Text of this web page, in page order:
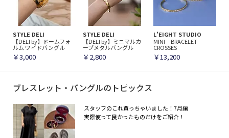
STYLE DELI
【DELI by】ドームフォ
ルム ワイドバングル
￥3,000
STYLE DELI
【DELI by】ミニマルカ
ーブメタルバングル
￥2,800
L’EIGHT STUDIO
MINI BRACELET
CROSSES
￥13,200
ブレスレット・バングルのトピックス
スタッフのこれ買っちゃいました！7月編
実際使って良かったものだけをご紹介！